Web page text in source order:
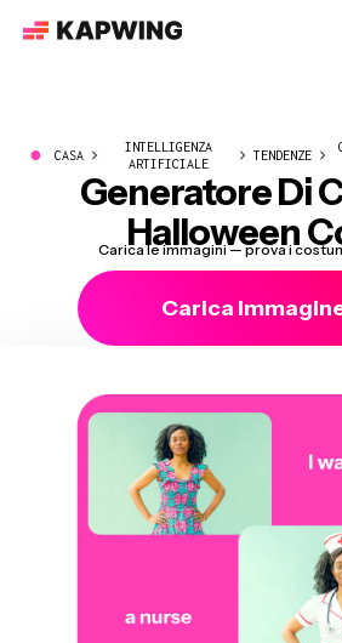
● CASA
INTELLIGENZA
ARTIFICIALE
TENDENZE
Generatore Di
Halloween
Carica le immagini — prova i
Carica